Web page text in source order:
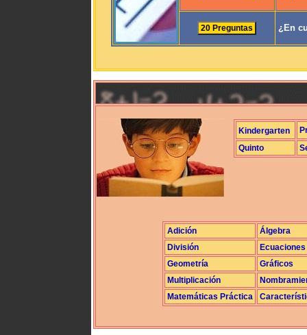
¿En
Kindergarten
Quinto
Adición
Álgebra
División
Ecuaciones
Geometría
Gráficos
Multiplicación
Matemáticas Práctica